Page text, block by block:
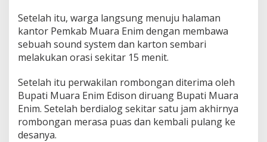
l
i
m
b
g
G
e
r
Setelah itu, warga langsung menuju halaman
kantor Pemkab Muara Enim dengan membawa
sebuah sound system dan karton sembari
melakukan orasi sekitar 15 menit.
Setelah itu perwakilan rombongan diterima oleh
Bupati Muara Enim Edison diruang Bupati Muara
Enim. Setelah berdialog sekitar satu jam akhirnya
rombongan merasa puas dan kembali pulang ke
desanya.